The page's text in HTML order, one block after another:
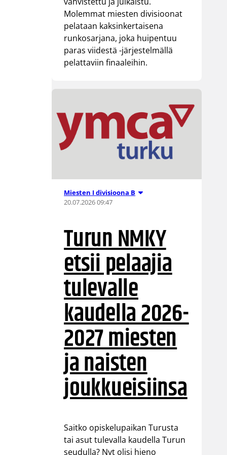
Molemmat miesten divisioonat
pelataan kaksinkertaisena
runkosarjana, joka huipentuu
paras viidestä -järjestelmällä
pelattaviin finaaleihin.
Miesten I divisioona B
20.07.2026 09:47
Turun NMKY
etsii pelaajia
tulevalle
kaudella 2026-
2027 miesten
ja naisten
joukkueisiinsa
Saitko opiskelupaikan Turusta
tai asut tulevalla kaudella Turun
seudulla? Nyt olisi hieno